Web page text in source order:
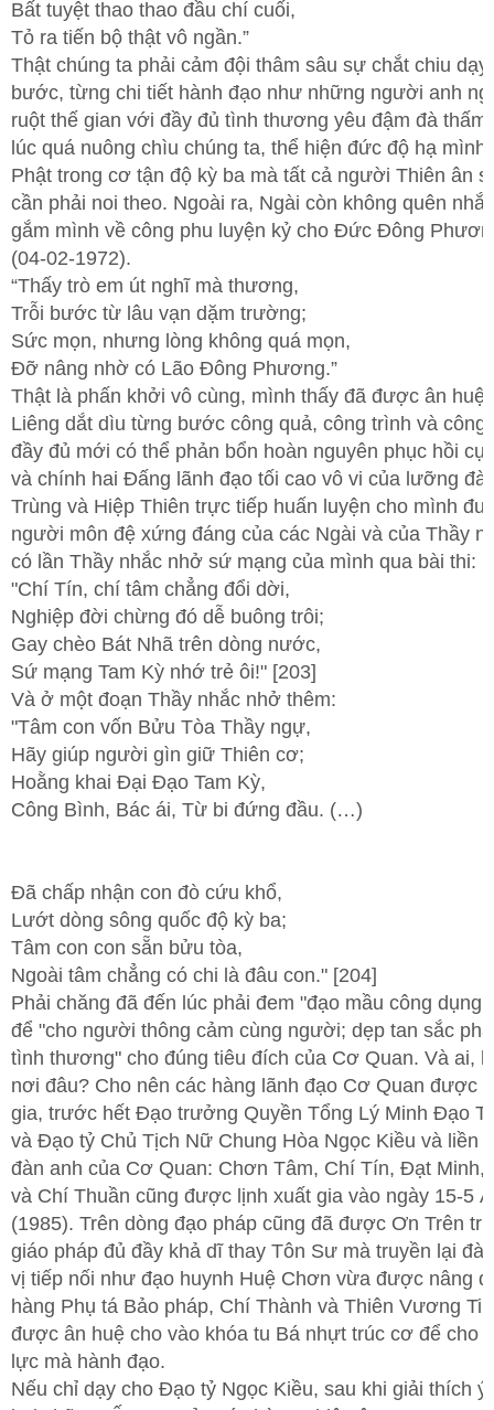
Bất tuyệt thao thao đầu chí cuối,
Tỏ ra tiến bộ thật vô ngần.”
Thật chúng ta phải cảm đội thâm sâu sự chắt chiu
bước, từng chi tiết hành đạo như những người anh
ruột thế gian với đầy đủ tình thương yêu đậm đà thấm
lúc quá nuông chìu chúng ta, thể hiện đức độ hạ mình
Phật trong cơ tận độ kỳ ba mà tất cả người Thiên ân
cần phải noi theo. Ngoài ra, Ngài còn không quên
gắm mình về công phu luyện kỷ cho Đức Đông
(04-02-1972).
“Thấy trò em út nghĩ mà thương,
Trỗi bước từ lâu vạn dặm trường;
Sức mọn, nhưng lòng không quá mọn,
Đỡ nâng nhờ có Lão Đông Phương.”
Thật là phấn khởi vô cùng, mình thấy đã được ân huệ
Liêng dắt dìu từng bước công quả, công trình và công
đầy đủ mới có thể phản bổn hoàn nguyên phục hồi
và chính hai Đấng lãnh đạo tối cao vô vi của lưỡng
Trùng và Hiệp Thiên trực tiếp huấn luyện cho mình
người môn đệ xứng đáng của các Ngài và của Thầy
có lần Thầy nhắc nhở sứ mạng của mình qua bài thi:
"Chí Tín, chí tâm chẳng đổi dời,
Nghiệp đời chừng đó dễ buông trôi;
Gay chèo Bát Nhã trên dòng nước,
Sứ mạng Tam Kỳ nhớ trẻ ôi!" [203]
Và ở một đoạn Thầy nhắc nhở thêm:
"Tâm con vốn Bửu Tòa Thầy ngự,
Hãy giúp người gìn giữ Thiên cơ;
Hoằng khai Đại Đạo Tam Kỳ,
Công Bình, Bác ái, Từ bi đứng đầu. (…)
Đã chấp nhận con đò cứu khổ,
Lướt dòng sông quốc độ kỳ ba;
Tâm con con sẵn bửu tòa,
Ngoài tâm chẳng có chi là đâu con." [204]
Phải chăng đã đến lúc phải đem "đạo mầu công dụng
để "cho người thông cảm cùng người; dẹp tan sắc
tình thương" cho đúng tiêu đích của Cơ Quan. Và ai,
nơi đâu? Cho nên các hàng lãnh đạo Cơ Quan được
gia, trước hết Đạo trưởng Quyền Tổng Lý Minh Đạo
và Đạo tỷ Chủ Tịch Nữ Chung Hòa Ngọc Kiều và liền
đàn anh của Cơ Quan: Chơn Tâm, Chí Tín, Đạt Minh,
và Chí Thuần cũng được lịnh xuất gia vào ngày 15-5
(1985). Trên dòng đạo pháp cũng đã được Ơn Trên
giáo pháp đủ đầy khả dĩ thay Tôn Sư mà truyền lại
vị tiếp nối như đạo huynh Huệ Chơn vừa được nâng
hàng Phụ tá Bảo pháp, Chí Thành và Thiên Vương
được ân huệ cho vào khóa tu Bá nhựt trúc cơ để cho
lực mà hành đạo.
Nếu chỉ dạy cho Đạo tỷ Ngọc Kiều, sau khi giải thích ý